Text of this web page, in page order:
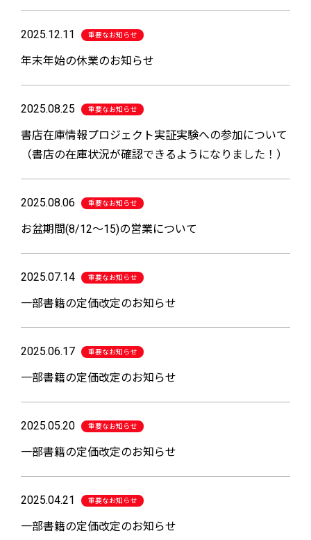
2025.12.11 重要なお知らせ
年末年始の休業のお知らせ
2025.08.25 重要なお知らせ
書店在庫情報プロジェクト実証実験への参加について
（書店の在庫状況が確認できるようになりました！）
2025.08.06 重要なお知らせ
お盆期間(8/12～15)の営業について
2025.07.14 重要なお知らせ
一部書籍の定価改定のお知らせ
2025.06.17 重要なお知らせ
一部書籍の定価改定のお知らせ
2025.05.20 重要なお知らせ
一部書籍の定価改定のお知らせ
2025.04.21 重要なお知らせ
一部書籍の定価改定のお知らせ